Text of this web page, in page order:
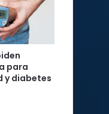
para
y diabetes